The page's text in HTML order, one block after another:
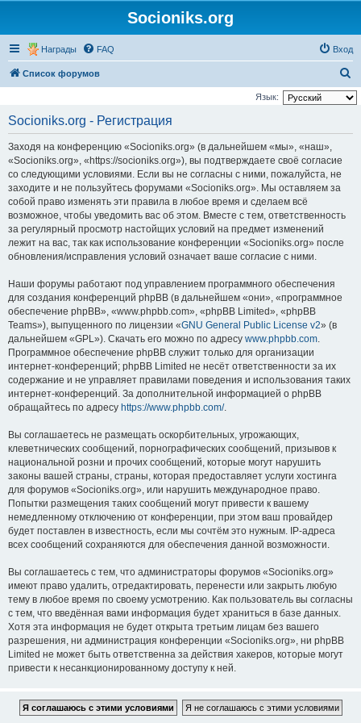
Socioniks.org
Награды FAQ Вход
Список форумов
о
Язык:
Socioniks.org - Регистрация
Заходя на конференцию «Socioniks.org» (в дальнейшем «мы», «наш»,
«Socioniks.org», «https://socioniks.org»), вы подтверждаете своё согласие
со следующими условиями. Если вы не согласны с ними, пожалуйста, не
заходите и не пользуйтесь форумами «Socioniks.org». Мы оставляем за
собой право изменять эти правила в любое время и сделаем всё
возможное, чтобы уведомить вас об этом. Вместе с тем, ответственность
за регулярный просмотр настойщих условий на предмет изменений
лежит на вас, так как использование конференции «Socioniks.org» после
обновления/исправления условий означает ваше согласие с ними.
Наши форумы работают под управлением программного обеспечения
для создания конференций phpBB (в дальнейшем «они», «программное
обеспечение phpBB», «www.phpbb.com», «phpBB Limited», «phpBB
Teams»), выпущенного по лицензии «GNU General Public License v2» (в
дальнейшем «GPL»). Скачать его можно по адресу www.phpbb.com.
Программное обеспечение phpBB служит только для организации
интернет-конференций; phpBB Limited не несёт ответственности за их
содержание и не управляет правилами поведения и использования таких
интернет-конференций. За дополнительной информацией о phpBB
обращайтесь по адресу https://www.phpbb.com/.
Вы соглашаетесь не размещать оскорбительных, угрожающих,
клеветнических сообщений, порнографических сообщений, призывов к
национальной розни и прочих сообщений, которые могут нарушить
законы вашей страны, страны, которая предоставляет услуги хостинга
для форумов «Socioniks.org», или нарушить международное право.
Попытки размещения таких сообщений могут привести к вашему
немедленному отключению от конференции, при этом ваш провайдер
будет поставлен в известность, если мы сочтём это нужным. IP-адреса
всех сообщений сохраняются для обеспечения данной возможности.
Вы соглашаетесь с тем, что администраторы форумов «Socioniks.org»
имеют право удалить, отредактировать, перенести или закрыть любую
тему в любое время по своему усмотрению. Как пользователь вы согласны
с тем, что введённая вами информация будет храниться в базе данных.
Хотя эта информация не будет открыта третьим лицам без вашего
разрешения, ни администрация конференции «Socioniks.org», ни phpBB
Limited не может быть ответственна за действия хакеров, которые могут
привести к несанкционированному доступу к ней.